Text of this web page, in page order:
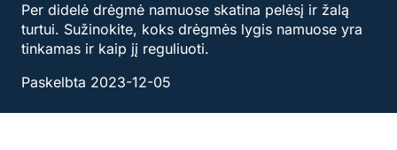
Per didelė drėgmė namuose skatina pelėsį ir žalą
turtui. Sužinokite, koks drėgmės lygis namuose yra
tinkamas ir kaip jį reguliuoti.
Paskelbta 2023-12-05